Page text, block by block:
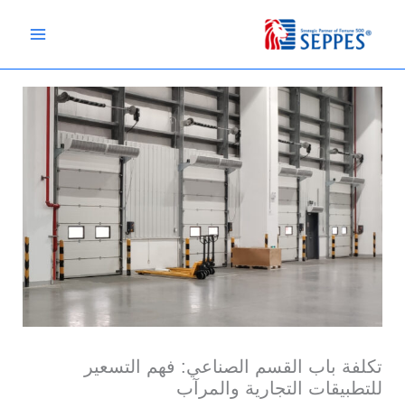
المحتوى
تكلفة باب القسم الصناعي: فهم التسعير
للتطبيقات التجارية والمرآب